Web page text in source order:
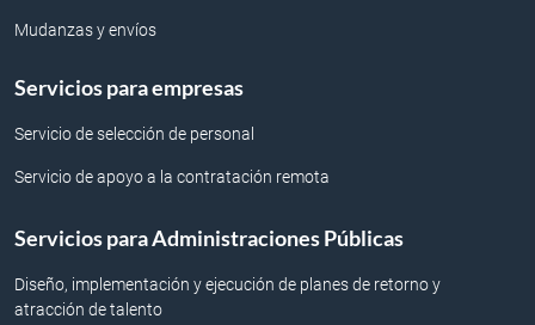
Mudanzas y envíos
Servicios para empresas
Servicio de selección de personal
Servicio de apoyo a la contratación remota
Servicios para Administraciones Públicas
Diseño, implementación y ejecución de planes de retorno y
atracción de talento